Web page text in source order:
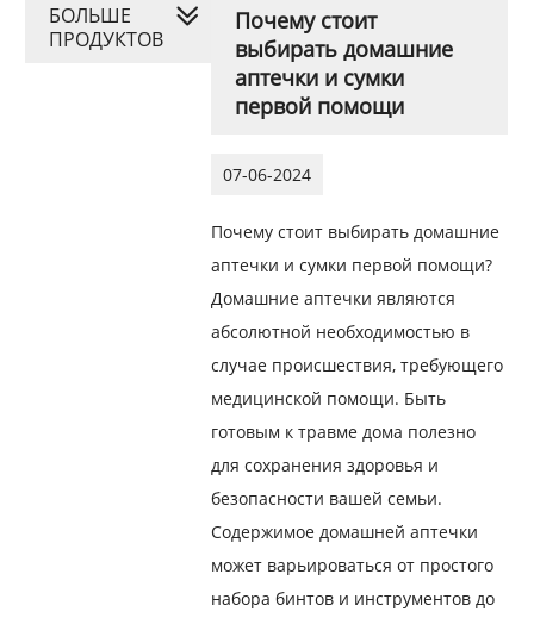
Почему стоит
выбирать домашние
аптечки и сумки
первой помощи
07-06-2024
Почему стоит выбирать домашние
аптечки и сумки первой помощи?
Домашние аптечки являются
абсолютной необходимостью в
случае происшествия, требующего
медицинской помощи. Быть
готовым к травме дома полезно
для сохранения здоровья и
безопасности вашей семьи.
Содержимое домашней аптечки
может варьироваться от простого
набора бинтов и инструментов до
БОЛЬШЕ
ПРОДУКТОВ